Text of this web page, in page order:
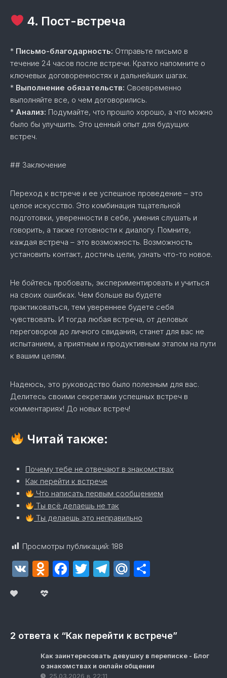
4. Пост-встреча
* Письмо-благодарность: Отправьте письмо в
течение 24 часов после встречи. Кратко напомните о
ключевых договоренностях и дальнейших шагах.
* Выполнение обязательств: Своевременно
выполняйте все, о чем договорились.
* Анализ: Подумайте, что прошло хорошо, а что можно
было бы улучшить. Это ценный опыт для будущих
встреч.
## Заключение
Переход к встрече и ее успешное проведение – это
целое искусство. Это комбинация тщательной
подготовки, уверенности в себе, умения слушать и
говорить, а также готовности к диалогу. Помните,
каждая встреча – это возможность. Возможность
установить контакт, достичь цели, узнать что-то новое.
Не бойтесь пробовать, экспериментировать и учиться
на своих ошибках. Чем больше вы будете
практиковаться, тем увереннее будете себя
чувствовать. И тогда любая встреча, от деловых
переговоров до личного свидания, станет для вас не
испытанием, а приятным и продуктивным этапом на пути
к вашим целям.
Надеюсь, это руководство было полезным для вас.
Делитесь своими секретами успешных встреч в
комментариях! До новых встреч!
Читай также:
Почему тебе не отвечают в знакомствах
Как перейти к встрече
Что написать первым сообщением
Ты всё делаешь не так
Ты делаешь это неправильно
Просмотры публикаций: 188
VK Odnoklassniki
Facebook
Twitter
Telegram
Mail.Ru
2 ответа к “Как перейти к встрече”
Как заинтересовать девушку в переписке - Блог
о знакомствах и онлайн общении
25.03.2026 в 22:11